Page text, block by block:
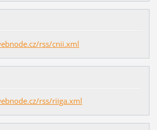
rss/cnii.xml
rss/riiga.xml